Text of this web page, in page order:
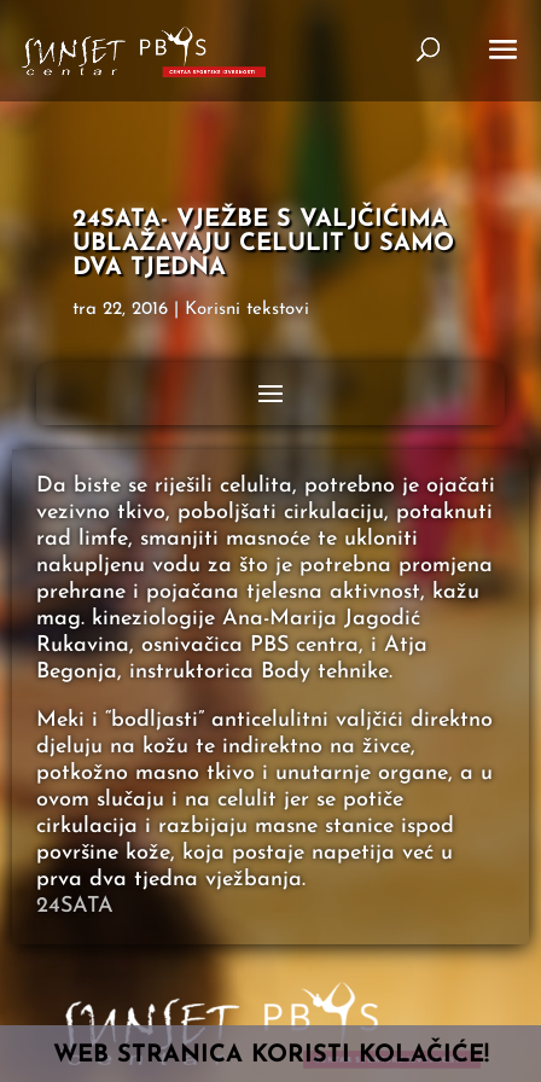
24SATA- VJEŽBE S VALJČIĆIMA
UBLAŽAVAJU CELULIT U SAMO
DVA TJEDNA
tra 22, 2016 Korisni tekstovi
Da biste se riješili celulita, potrebno je ojačati
vezivno tkivo, poboljšati cirkulaciju, potaknuti
rad limfe, smanjiti masnoće te ukloniti
nakupljenu vodu za što je potrebna promjena
prehrane i pojačana tjelesna aktivnost, kažu
mag. kineziologije Ana-Marija Jagodić
Rukavina, osnivačica PBS centra, i Atja
Begonja, instruktorica Body tehnike.
Meki i “bodljasti” anticelulitni valjčići direktno
djeluju na kožu te indirektno na živce,
potkožno masno tkivo i unutarnje organe, a u
ovom slučaju i na celulit jer se potiče
cirkulacija i razbijaju masne stanice ispod
površine kože, koja postaje napetija već u
prva dva tjedna vježbanja.
24SATA
WEB STRANICA KORISTI KOLAČIĆE!